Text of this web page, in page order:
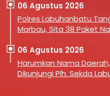
06 Agustus 2026
Polres Labuhanbatu
Marbau, Sita 38 Paket
06 Agustus 2026
Harumkan Nama
Dikunjungi Plh. Sekda